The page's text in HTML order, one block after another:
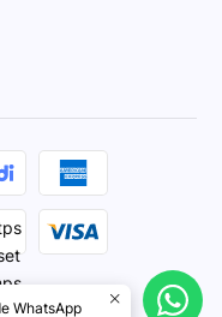
WhatsApp